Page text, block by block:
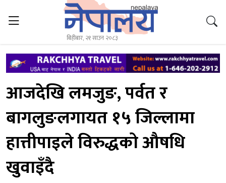
बिहीबार, २१ साउन २०८३
आजदेखि लमजुङ, पर्वत र
बागलुङलगायत १५ जिल्लामा
हात्तीपाइले विरुद्धको औषधि
खुवाइँदै